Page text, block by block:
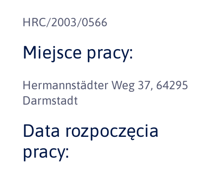
HRC/2003/0566
Miejsce pracy:
Hermannstädter Weg 37, 64295
Darmstadt
Data rozpoczęcia
pracy: